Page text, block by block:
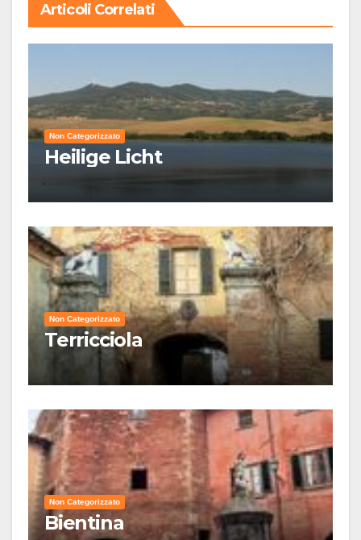
Articoli Correlati
Non Categorizzato
Heilige Licht
Non Categorizzato
Terricciola
Non Categorizzato
Bientina